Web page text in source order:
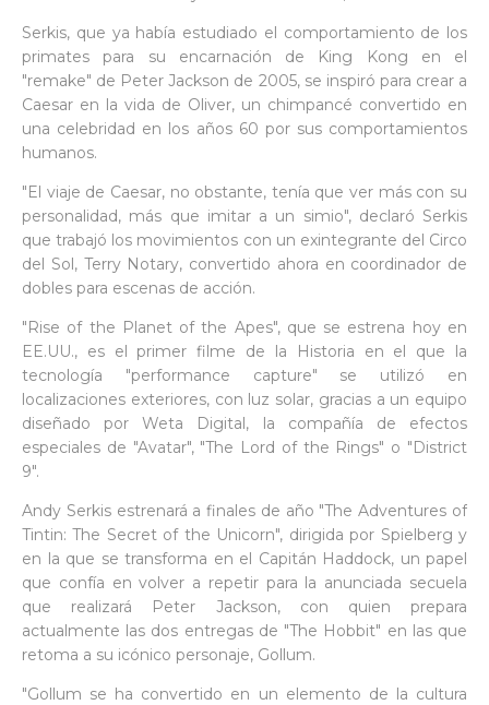
Serkis, que ya había estudiado el comportamiento de los
primates para su encarnación de King Kong en el
"remake" de Peter Jackson de 2005, se inspiró para crear a
Caesar en la vida de Oliver, un chimpancé convertido en
una celebridad en los años 60 por sus comportamientos
humanos.
"El viaje de Caesar, no obstante, tenía que ver más con su
personalidad, más que imitar a un simio", declaró Serkis
que trabajó los movimientos con un exintegrante del Circo
del Sol, Terry Notary, convertido ahora en coordinador de
dobles para escenas de acción.
"Rise of the Planet of the Apes", que se estrena hoy en
EE.UU., es el primer filme de la Historia en el que la
tecnología "performance capture" se utilizó en
localizaciones exteriores, con luz solar, gracias a un equipo
diseñado por Weta Digital, la compañía de efectos
especiales de "Avatar", "The Lord of the Rings" o "District
9".
Andy Serkis estrenará a finales de año "The Adventures of
Tintin: The Secret of the Unicorn", dirigida por Spielberg y
en la que se transforma en el Capitán Haddock, un papel
que confía en volver a repetir para la anunciada secuela
que realizará Peter Jackson, con quien prepara
actualmente las dos entregas de "The Hobbit" en las que
retoma a su icónico personaje, Gollum.
"Gollum se ha convertido en un elemento de la cultura